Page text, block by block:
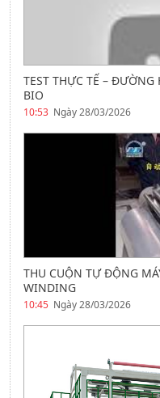
TEST THỰC TẾ –
BIO
10:53 Ngày 28/03/2026
THU CUỘN TỰ ĐỘNG
WINDING
10:45 Ngày 28/03/2026